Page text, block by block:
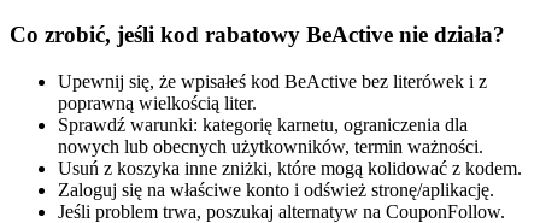
Co zrobić, jeśli kod rabatowy BeActive nie działa?
Upewnij się, że wpisałeś kod BeActive bez literówek i z
poprawną wielkością liter.
Sprawdź warunki: kategorię karnetu, ograniczenia dla
nowych lub obecnych użytkowników, termin ważności.
Usuń z koszyka inne zniżki, które mogą kolidować z kodem.
Zaloguj się na właściwe konto i odśwież stronę/aplikację.
Jeśli problem trwa, poszukaj alternatyw na CouponFollow.